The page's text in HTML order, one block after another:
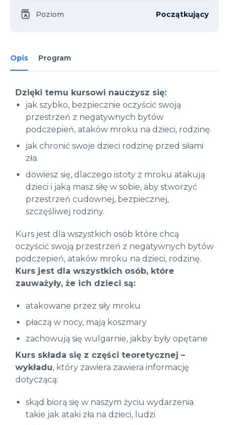
Opis Program
Dzięki temu kursowi nauczysz się:
jak szybko, bezpiecznie oczyścić swoją
przestrzeń z negatywnych bytów
podczepień, ataków mroku na dzieci, rodzinę.
jak chronić swoje dzieci rodzinę przed siłami
zła.
dowiesz się, dlaczego istoty z mroku atakują
dzieci i jaką masz siłę w sobie, aby stworzyć
przestrzeń cudownej, bezpiecznej,
szczęśliwej rodziny.
Kurs jest dla wszystkich osób które chcą
oczyścić swoją przestrzeń z negatywnych bytów
podczepień, ataków mroku na dzieci, rodzinę.
Kurs jest dla wszystkich osób, które
zauważyły, że ich dzieci są:
atakowane przez siły mroku
płaczą w nocy, mają koszmary
zachowują się wulgarnie, jakby były opętane
Kurs składa się z części teoretycznej –
wykładu, który zawiera zawiera informację
dotyczącą:
skąd biorą się w naszym życiu wydarzenia
takie jak ataki zła na dzieci, ludzi
Poziom Początkujący